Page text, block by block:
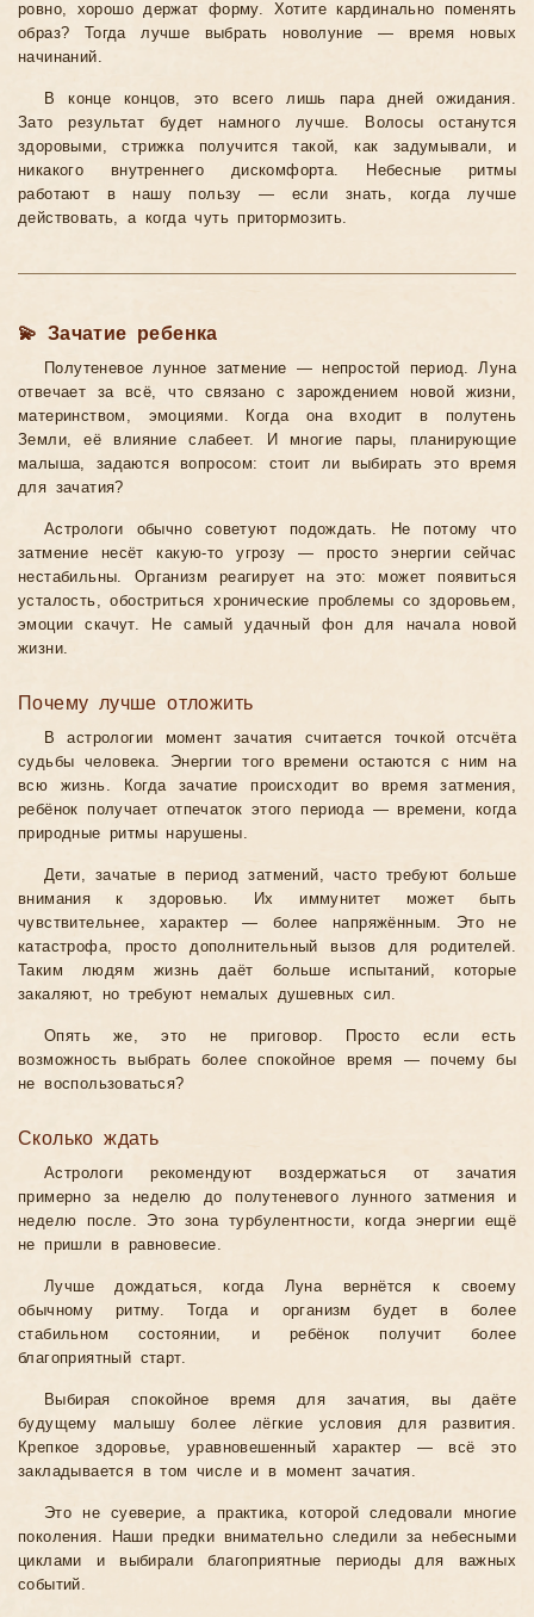
ровно, хорошо держат форму. Хотите кардинально поменять
образ? Тогда лучше выбрать новолуние — время новых
начинаний.
В конце концов, это всего лишь пара дней ожидания.
Зато результат будет намного лучше. Волосы останутся
здоровыми, стрижка получится такой, как задумывали, и
никакого внутреннего дискомфорта. Небесные ритмы
работают в нашу пользу — если знать, когда лучше
действовать, а когда чуть притормозить.
💫 Зачатие ребенка
Полутеневое лунное затмение — непростой период. Луна
отвечает за всё, что связано с зарождением новой жизни,
материнством, эмоциями. Когда она входит в полутень
Земли, её влияние слабеет. И многие пары, планирующие
малыша, задаются вопросом: стоит ли выбирать это время
для зачатия?
Астрологи обычно советуют подождать. Не потому что
затмение несёт какую-то угрозу — просто энергии сейчас
нестабильны. Организм реагирует на это: может появиться
усталость, обостриться хронические проблемы со здоровьем,
эмоции скачут. Не самый удачный фон для начала новой
жизни.
Почему лучше отложить
В астрологии момент зачатия считается точкой отсчёта
судьбы человека. Энергии того времени остаются с ним на
всю жизнь. Когда зачатие происходит во время затмения,
ребёнок получает отпечаток этого периода — времени, когда
природные ритмы нарушены.
Дети, зачатые в период затмений, часто требуют больше
внимания к здоровью. Их иммунитет может быть
чувствительнее, характер — более напряжённым. Это не
катастрофа, просто дополнительный вызов для родителей.
Таким людям жизнь даёт больше испытаний, которые
закаляют, но требуют немалых душевных сил.
Опять же, это не приговор. Просто если есть
возможность выбрать более спокойное время — почему бы
не воспользоваться?
Сколько ждать
Астрологи рекомендуют воздержаться от зачатия
примерно за неделю до полутеневого лунного затмения и
неделю после. Это зона турбулентности, когда энергии ещё
не пришли в равновесие.
Лучше дождаться, когда Луна вернётся к своему
обычному ритму. Тогда и организм будет в более
стабильном состоянии, и ребёнок получит более
благоприятный старт.
Выбирая спокойное время для зачатия, вы даёте
будущему малышу более лёгкие условия для развития.
Крепкое здоровье, уравновешенный характер — всё это
закладывается в том числе и в момент зачатия.
Это не суеверие, а практика, которой следовали многие
поколения. Наши предки внимательно следили за небесными
циклами и выбирали благоприятные периоды для важных
событий.